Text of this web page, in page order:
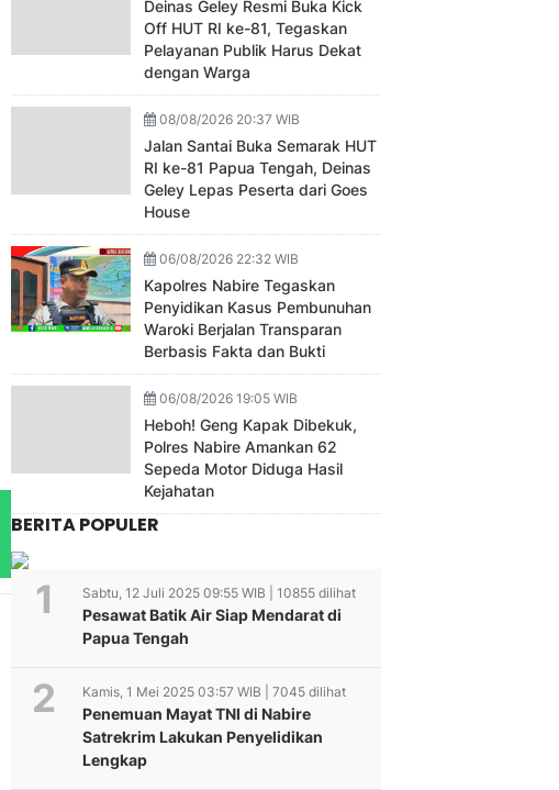
Deinas Geley Resmi Buka Kick
Off HUT RI ke-81, Tegaskan
Pelayanan Publik Harus Dekat
dengan Warga
08/08/2026 20:37 WIB
Jalan Santai Buka Semarak HUT
RI ke-81 Papua Tengah, Deinas
Geley Lepas Peserta dari Goes
House
06/08/2026 22:32 WIB
Kapolres Nabire Tegaskan
Penyidikan Kasus Pembunuhan
Waroki Berjalan Transparan
Berbasis Fakta dan Bukti
06/08/2026 19:05 WIB
Heboh! Geng Kapak Dibekuk,
Polres Nabire Amankan 62
Sepeda Motor Diduga Hasil
Kejahatan
BERITA POPULER
Sabtu, 12 Juli 2025 09:55 WIB | 10855 dilihat
Pesawat Batik Air Siap Mendarat di
Papua Tengah
Kamis, 1 Mei 2025 03:57 WIB | 7045 dilihat
Penemuan Mayat TNI di Nabire
Satrekrim Lakukan Penyelidikan
Lengkap